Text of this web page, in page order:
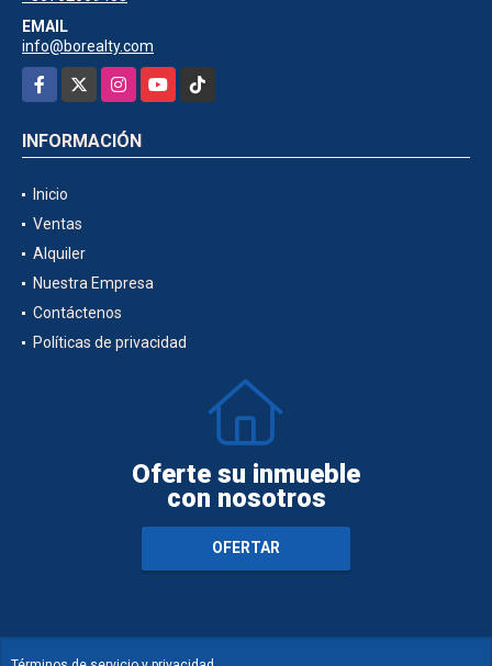
EMAIL
info@borealty.com
Facebook
InstagramYouTubeTikTok
INFORMACIÓN
Inicio
Ventas
Alquiler
Nuestra Empresa
Contáctenos
Políticas de privacidad
Oferte su inmueble
con nosotros
OFERTAR